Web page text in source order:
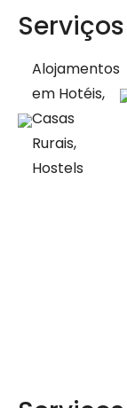
Alojamentos
em Hotéis,
Casas
Rurais,
Hostels